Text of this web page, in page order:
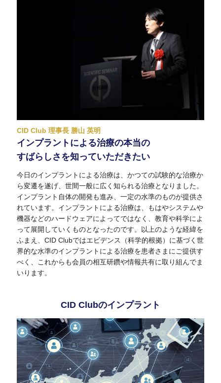
CID Club 理事長 勝山 英明
インプラントによる治療の本当の
すばらしさを知っていただきたい
今日のインプラントによる治療は、かつての試験的な治療か
ら変遷を遂げ、世間一般に広く知られる治療となりました。
インプラント自体の開発も進み、一定の水準のものが提供さ
れています。インプラントによる治療は、もはやシステムや
機器などのハードウェアによってではなく、教育や科学によ
って展開していくものとなったのです。以上のような経緯を
ふまえ、CID Clubではエビデンス（科学的根拠）に基づく世
界的な水準のインプラントによる治療を患者さまにご提供す
べく、これからも会員の相互研鑽や情報共有に取り組んでま
いります。
CID Clubのインプラント